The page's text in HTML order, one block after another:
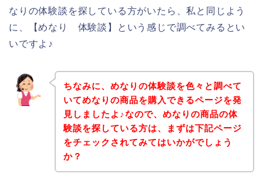
なりの体験談を探している方がいたら、私と同じよう
に、【めなり 体験談】という感じで調べてみるとい
いですよ♪
ちなみに、めなりの体験談を色々と調べて
いてめなりの商品を購入できるページを発
見しましたよ♪なので、めなりの商品の体
験談を探している方は、まずは下記ページ
をチェックされてみてはいかがでしょう
か？